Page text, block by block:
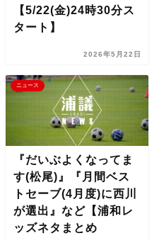
【5/22(金)24時30分ス
タート】
2026年5月22日
ニュース
『だいぶよくなってま
す(松尾)』『月間ベス
トセーブ(4月度)に西川
が選出』など【浦和レ
ッズネタまとめ